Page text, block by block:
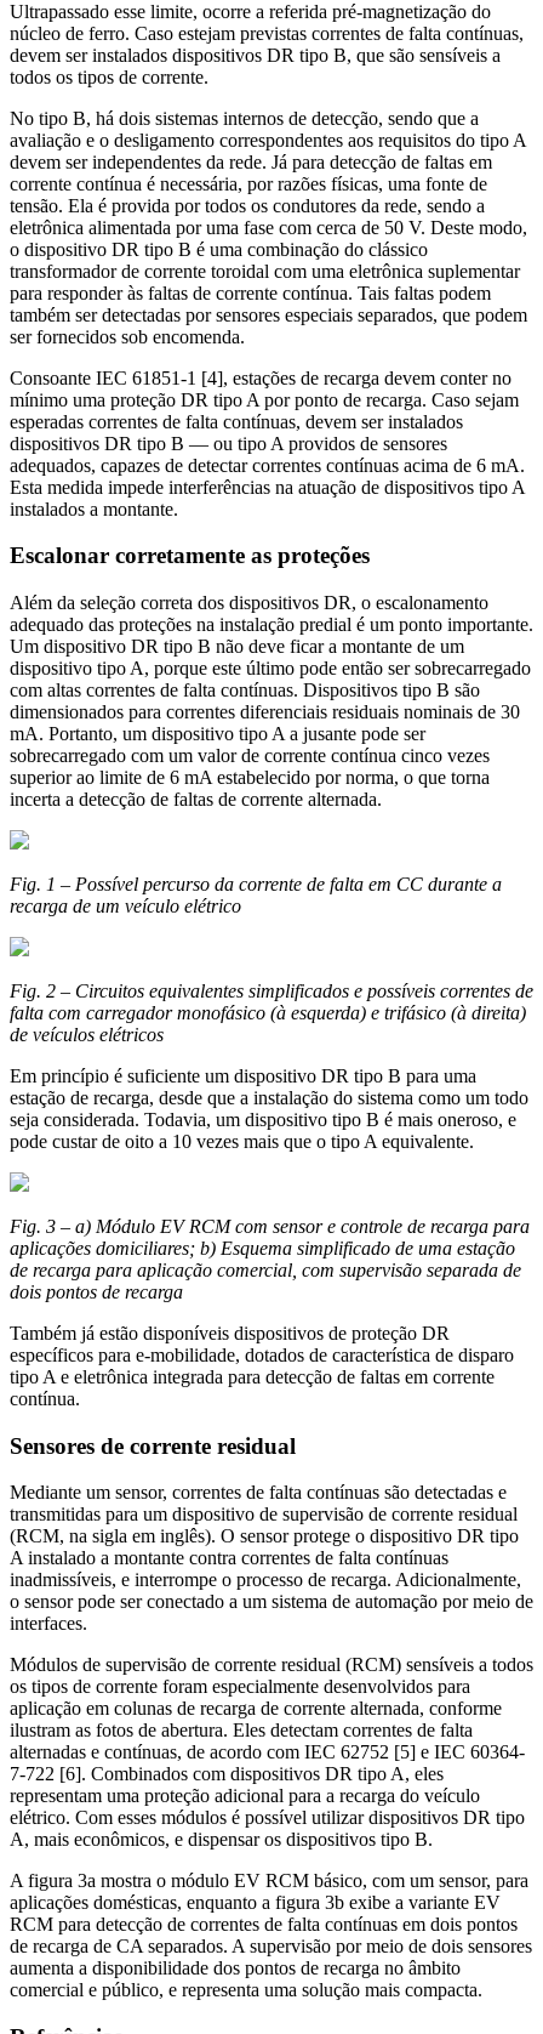
Ultrapassado esse limite, ocorre a referida pré-magnetização do
núcleo de ferro. Caso estejam previstas correntes de falta contínuas,
devem ser instalados dispositivos DR tipo B, que são sensíveis a
todos os tipos de corrente.
No tipo B, há dois sistemas internos de detecção, sendo que a
avaliação e o desligamento correspondentes aos requisitos do tipo A
devem ser independentes da rede. Já para detecção de faltas em
corrente contínua é necessária, por razões físicas, uma fonte de
tensão. Ela é provida por todos os condutores da rede, sendo a
eletrônica alimentada por uma fase com cerca de 50 V. Deste modo,
o dispositivo DR tipo B é uma combinação do clássico
transformador de corrente toroidal com uma eletrônica suplementar
para responder às faltas de corrente contínua. Tais faltas podem
também ser detectadas por sensores especiais separados, que podem
ser fornecidos sob encomenda.
Consoante IEC 61851-1 [4], estações de recarga devem conter no
mínimo uma proteção DR tipo A por ponto de recarga. Caso sejam
esperadas correntes de falta contínuas, devem ser instalados
dispositivos DR tipo B — ou tipo A providos de sensores
adequados, capazes de detectar correntes contínuas acima de 6 mA.
Esta medida impede interferências na atuação de dispositivos tipo A
instalados a montante.
Escalonar corretamente as proteções
Além da seleção correta dos dispositivos DR, o escalonamento
adequado das proteções na instalação predial é um ponto importante.
Um dispositivo DR tipo B não deve ficar a montante de um
dispositivo tipo A, porque este último pode então ser sobrecarregado
com altas correntes de falta contínuas. Dispositivos tipo B são
dimensionados para correntes diferenciais residuais nominais de 30
mA. Portanto, um dispositivo tipo A a jusante pode ser
sobrecarregado com um valor de corrente contínua cinco vezes
superior ao limite de 6 mA estabelecido por norma, o que torna
incerta a detecção de faltas de corrente alternada.
Fig. 1 – Possível percurso da corrente de falta em CC durante a
recarga de um veículo elétrico
Fig. 2 – Circuitos equivalentes simplificados e possíveis correntes de
falta com carregador monofásico (à esquerda) e trifásico (à direita)
de veículos elétricos
Em princípio é suficiente um dispositivo DR tipo B para uma
estação de recarga, desde que a instalação do sistema como um todo
seja considerada. Todavia, um dispositivo tipo B é mais oneroso, e
pode custar de oito a 10 vezes mais que o tipo A equivalente.
Fig. 3 – a) Módulo EV RCM com sensor e controle de recarga para
aplicações domiciliares; b) Esquema simplificado de uma estação
de recarga para aplicação comercial, com supervisão separada de
dois pontos de recarga
Também já estão disponíveis dispositivos de proteção DR
específicos para e-mobilidade, dotados de característica de disparo
tipo A e eletrônica integrada para detecção de faltas em corrente
contínua.
Sensores de corrente residual
Mediante um sensor, correntes de falta contínuas são detectadas e
transmitidas para um dispositivo de supervisão de corrente residual
(RCM, na sigla em inglês). O sensor protege o dispositivo DR tipo
A instalado a montante contra correntes de falta contínuas
inadmissíveis, e interrompe o processo de recarga. Adicionalmente,
o sensor pode ser conectado a um sistema de automação por meio de
interfaces.
Módulos de supervisão de corrente residual (RCM) sensíveis a todos
os tipos de corrente foram especialmente desenvolvidos para
aplicação em colunas de recarga de corrente alternada, conforme
ilustram as fotos de abertura. Eles detectam correntes de falta
alternadas e contínuas, de acordo com IEC 62752 [5] e IEC 60364-
7-722 [6]. Combinados com dispositivos DR tipo A, eles
representam uma proteção adicional para a recarga do veículo
elétrico. Com esses módulos é possível utilizar dispositivos DR tipo
A, mais econômicos, e dispensar os dispositivos tipo B.
A figura 3a mostra o módulo EV RCM básico, com um sensor, para
aplicações domésticas, enquanto a figura 3b exibe a variante EV
RCM para detecção de correntes de falta contínuas em dois pontos
de recarga de CA separados. A supervisão por meio de dois sensores
aumenta a disponibilidade dos pontos de recarga no âmbito
comercial e público, e representa uma solução mais compacta.